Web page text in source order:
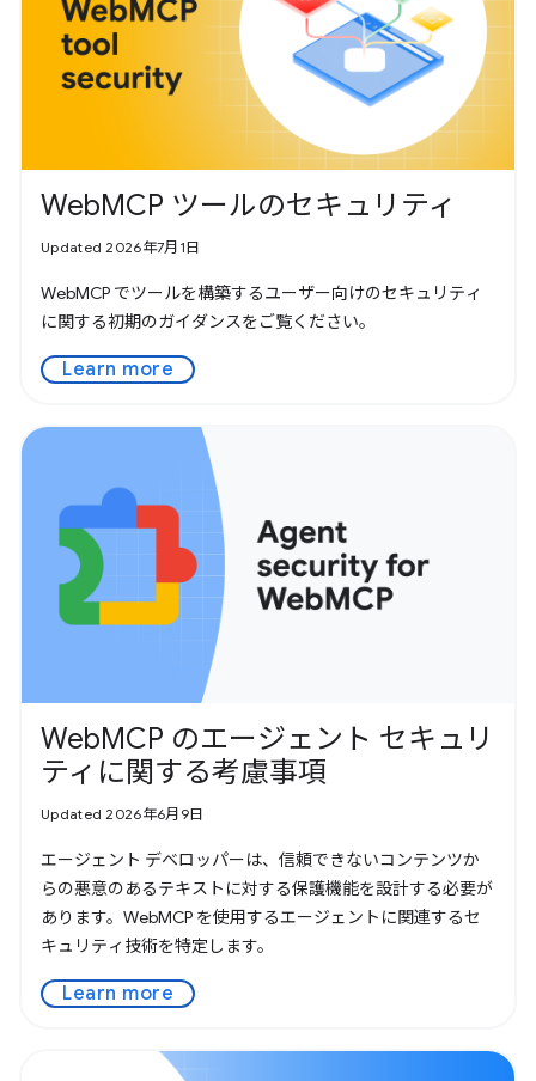
WebMCP ツールのセキュリティ
Updated 2026年7月1日
WebMCP でツールを構築するユーザー向けのセキュリティ
に関する初期のガイダンスをご覧ください。
Learn more
WebMCP のエージェント セキュリ
ティに関する考慮事項
Updated 2026年6月9日
エージェント デベロッパーは、信頼できないコンテンツか
らの悪意のあるテキストに対する保護機能を設計する必要が
あります。WebMCP を使用するエージェントに関連するセ
キュリティ技術を特定します。
Learn more